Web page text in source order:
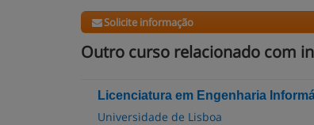
Solicite informação
Outro curso relacionado com
Licenciatura em Engenharia
Universidade de Lisboa